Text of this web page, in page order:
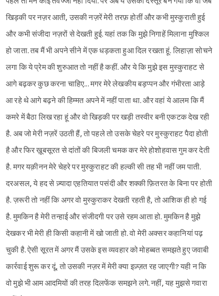
खिड़की पर नज़र आती, उसकी नज़रें मेरी तरफ़ होतीं और कभी मुस्कुराती हुई
और कभी संजीदा नज़रों से देखती हुई. यहां तक कि मुझे निगाहें मिलाना मुश्किल
हो जाता. तब मैं भी अपने सीने में एक धड़कता हुआ दिल रखता हूं. लिहाज़ा सोचने
लगा कि ये प्रेम की शुरुआत तो नहीं है कहीं. और ये कि मुझे इस मुस्कुराहट से
आगे बढ़कर कुछ करना चाहिए... मगर मेरे लेखकीय बड़प्पन और गंभीरता आड़े
आ रहे थे आगे बढ़ने की हिम्मत अपने में नहीं पाता था. और वहां ये आलम कि मैं
कमरे में बैठा लिख रहा हूं और वो खिड़की पर खड़ी तस्वीर बनी एकटक देख रही
है. अब जो मेरी नज़रें उठती हैं, तो पहले तो उसके चेहरे पर मुस्कुराहट पैदा होती
है और फिर ख़ूबसूरत से दांतों की बिजली चमक कर मेरे होशोहवास गुम कर देती
है. मगर यक़ीनन मेरे चेहरे पर मुस्कुराहट की हल्की सी तह भी नहीं जम पाती.
दरअसल, ये हद से ज़्यादा एहतियात पसंदी और शक्की फ़ितरत के बिना पर होती
है. ज़रूरी तो नहीं कि अगर वो मुस्कुराकर देखती रहती है, तो आशिक ही हो गई
है. मुमकिन है मेरी तन्हाई और संजीदगी पर उसे रहम आता हो. मुमकिन है मुझे
देखकर भी मेरी ही किसी कहानी में खो जाती हो. वो मेरी अक्सर कहानियां पढ़
चुकी है. ऐसी सूरत में अगर मैं उसके इस व्यवहार को मोहब्बत समझते हुए जवाबी
कार्रवाई शुरू कर दूं, तो उसकी नज़र में मेरी क्या इज़्ज़त रह जाएगी? यही न कि
वो मुझे भी आम आदमियों की तरह दिलफेंक समझने लगे. नहीं, यह मुझसे गवारा